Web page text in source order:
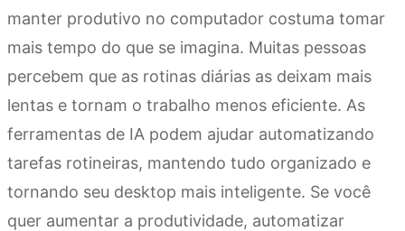
manter produtivo no computador costuma tomar
mais tempo do que se imagina. Muitas pessoas
percebem que as rotinas diárias as deixam mais
lentas e tornam o trabalho menos eficiente. As
ferramentas de IA podem ajudar automatizando
tarefas rotineiras, mantendo tudo organizado e
tornando seu desktop mais inteligente. Se você
quer aumentar a produtividade, automatizar